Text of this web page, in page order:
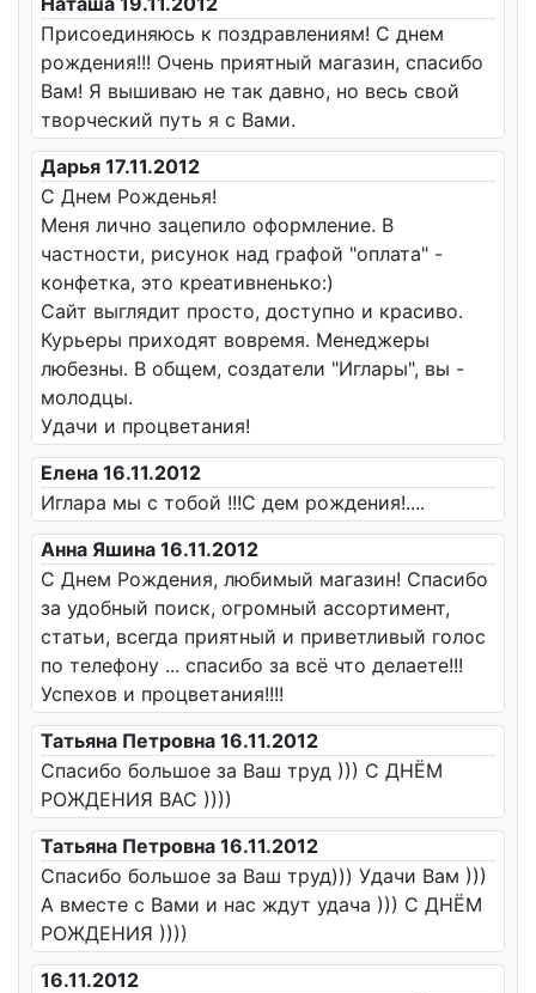
Присоединяюсь к поздравлениям! С днем
рождения!!! Очень приятный магазин, спасибо
Вам! Я вышиваю не так давно, но весь свой
творческий путь я с Вами.
Дарья 17.11.2012
С Днем Рожденья!
Меня лично зацепило оформление. В
частности, рисунок над графой "оплата" -
конфетка, это креативненько:)
Сайт выглядит просто, доступно и красиво.
Курьеры приходят вовремя. Менеджеры
любезны. В общем, создатели "Иглары", вы -
молодцы.
Удачи и процветания!
Елена 16.11.2012
Иглара мы с тобой !!!С дем рождения!....
Анна Яшина 16.11.2012
С Днем Рождения, любимый магазин! Спасибо
за удобный поиск, огромный ассортимент,
статьи, всегда приятный и приветливый голос
по телефону ... спасибо за всё что делаете!!!
Успехов и процветания!!!!
Татьяна Петровна 16.11.2012
Спасибо большое за Ваш труд ))) С ДНЁМ
РОЖДЕНИЯ ВАС ))))
Татьяна Петровна 16.11.2012
Спасибо большое за Ваш труд))) Удачи Вам )))
А вместе с Вами и нас ждут удача ))) С ДНЁМ
РОЖДЕНИЯ ))))
16.11.2012